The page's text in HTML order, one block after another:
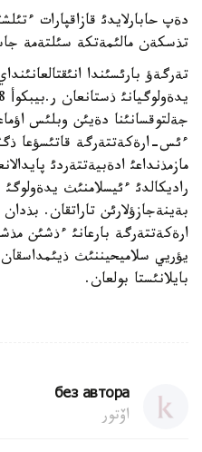
دةپ حابارلايدئ قازاقپارات
تذسكةن مالئمةتكة سئلتةمة
تةرگةؤ بارئسئندا
جةلتوقسانئنا دةيئن وبلئس
ءئس-ارةكةتتةرگة قاتئسؤعا
مازمذنداعئ ادةبيةتتةردئ
راديكالدئ ءئيسلامنئث
بةينةجازؤلارئن تاراتقان.
ارةكةتتةرگة بارعانئ ءذشئن
يؤريي سلاميحيننئث
بايلانئستا بولعان.
без автора
اۆتور